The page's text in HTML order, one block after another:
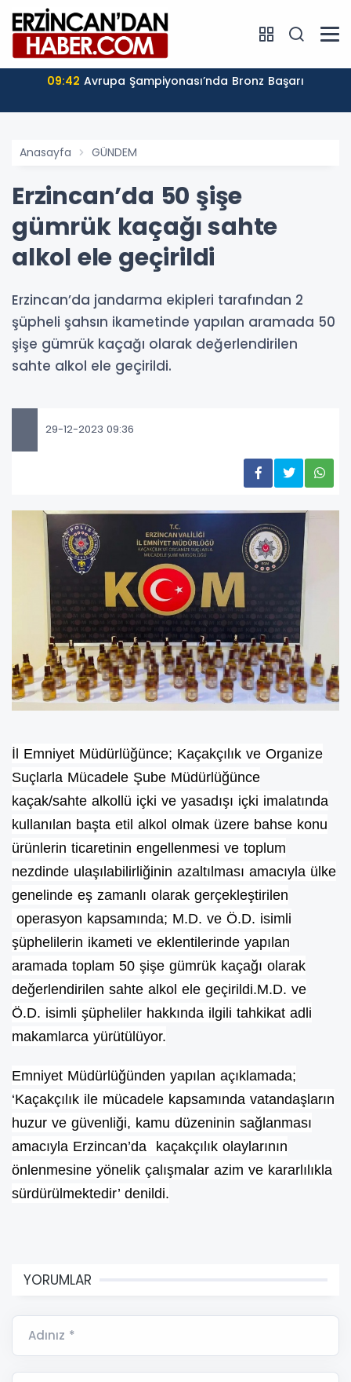
09:42 Avrupa Şampiyonası’nda Bronz Başarı
Anasayfa GÜNDEM
Erzincan’da 50 şişe
gümrük kaçağı sahte
alkol ele geçirildi
Erzincan’da jandarma ekipleri tarafından 2
şüpheli şahsın ikametinde yapılan aramada 50
şişe gümrük kaçağı olarak değerlendirilen
sahte alkol ele geçirildi.
29-12-2023 09:36
İl Emniyet Müdürlüğünce; Kaçakçılık ve Organize
Suçlarla Mücadele Şube Müdürlüğünce
kaçak/sahte alkollü içki ve yasadışı içki imalatında
kullanılan başta etil alkol olmak üzere bahse konu
ürünlerin ticaretinin engellenmesi ve toplum
nezdinde ulaşılabilirliğinin azaltılması amacıyla ülke
genelinde eş zamanlı olarak gerçekleştirilen
operasyon kapsamında; M.D. ve Ö.D. isimli
şüphelilerin ikameti ve eklentilerinde yapılan
aramada toplam 50 şişe gümrük kaçağı olarak
değerlendirilen sahte alkol ele geçirildi.M.D. ve
Ö.D. isimli şüpheliler hakkında ilgili tahkikat adli
makamlarca yürütülüyor.
Emniyet Müdürlüğünden yapılan açıklamada;
‘Kaçakçılık ile mücadele kapsamında vatandaşların
huzur ve güvenliği, kamu düzeninin sağlanması
amacıyla Erzincan’da kaçakçılık olaylarının
önlenmesine yönelik çalışmalar azim ve kararlılıkla
sürdürülmektedir’ denildi.
YORUMLAR
Adınız *